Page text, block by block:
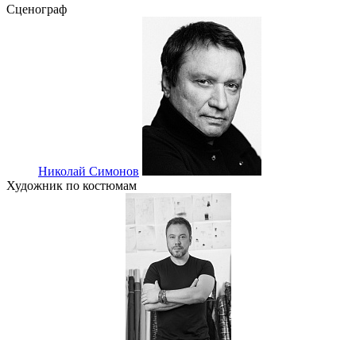
Сценограф
Николай Симонов
Художник по костюмам